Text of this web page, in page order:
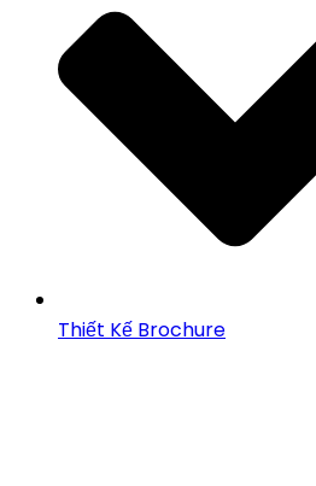
Thiết Kế Brochure